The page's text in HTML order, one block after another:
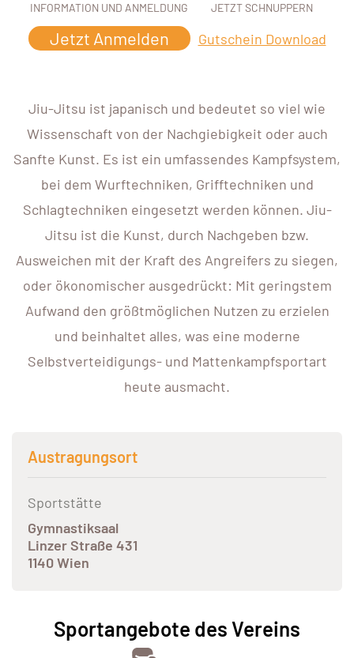
INFORMATION UND ANMELDUNG
Jetzt Anmelden
JETZT SCHNUPPERN
Gutschein Download
Jiu-Jitsu ist japanisch und bedeutet so viel wie
Wissenschaft von der Nachgiebigkeit oder auch
Sanfte Kunst. Es ist ein umfassendes Kampfsystem,
bei dem Wurftechniken, Grifftechniken und
Schlagtechniken eingesetzt werden können. Jiu-
Jitsu ist die Kunst, durch Nachgeben bzw.
Ausweichen mit der Kraft des Angreifers zu siegen,
oder ökonomischer ausgedrückt: Mit geringstem
Aufwand den größtmöglichen Nutzen zu erzielen
und beinhaltet alles, was eine moderne
Selbstverteidigungs- und Mattenkampfsportart
heute ausmacht.
Austragungsort
Sportstätte
Gymnastiksaal
Linzer Straße 431
1140 Wien
Sportangebote des Vereins